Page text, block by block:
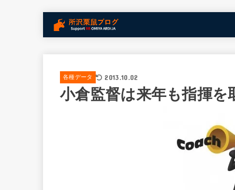
各種データ 2013.10.02
小倉監督は来年も指揮を